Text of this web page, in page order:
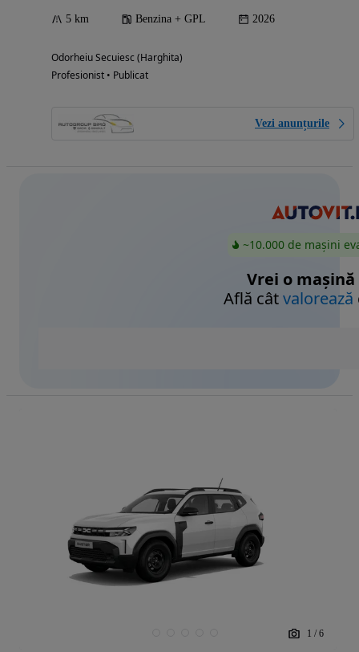
5 km Benzina + GPL 2026
Odorheiu Secuiesc (Harghita)
Profesionist • Publicat
Vezi anunțurile
~10.000 de mașini
Vrei o mașină
Află câtvalorează
1 / 6